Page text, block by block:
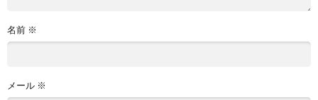
名前 ※
メール ※